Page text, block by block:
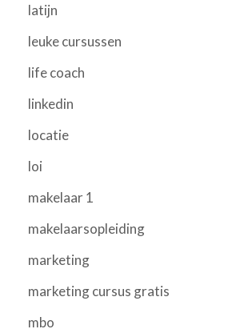
latijn
leuke cursussen
life coach
linkedin
locatie
loi
makelaar 1
makelaarsopleiding
marketing
marketing cursus gratis
mbo